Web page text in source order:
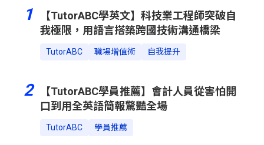
1
【TutorABC學英文】科技業工程師突破自
我極限，用語言搭築跨國技術溝通橋梁
TutorABC 職場增值術 自我提升
2
【TutorABC學員推薦】會計人員從害怕開
口到用全英語簡報驚豔全場
TutorABC 學員推薦